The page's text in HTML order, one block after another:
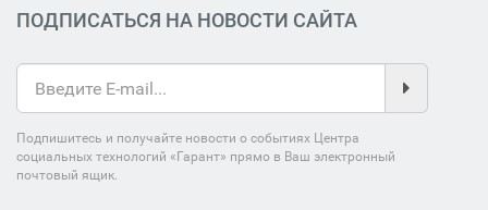
ПОДПИСАТЬСЯ НА НОВОСТИ САЙТА
Подпишитесь и получайте новости о событиях Центра
социальных технологий «Гарант» прямо в Ваш электронный
почтовый ящик.